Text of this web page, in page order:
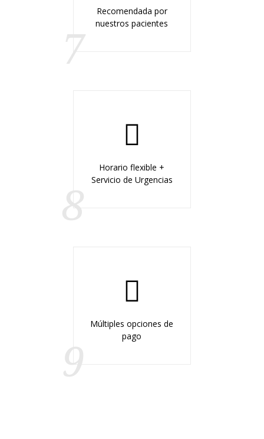
Recomendada por
nuestros pacientes
7
Horario flexible +
Servicio de Urgencias
8
Múltiples opciones de
pago
9